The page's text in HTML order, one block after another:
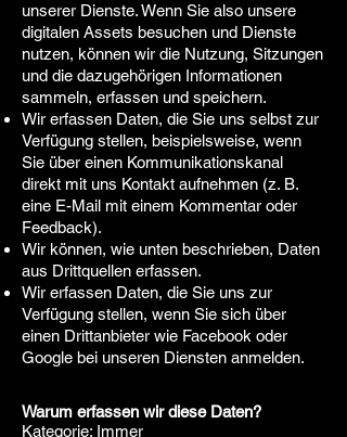
unserer Dienste. Wenn Sie also unsere
digitalen Assets besuchen und Dienste
nutzen, können wir die Nutzung, Sitzungen
und die dazugehörigen Informationen
sammeln, erfassen und speichern.
Wir erfassen Daten, die Sie uns selbst zur
Verfügung stellen, beispielsweise, wenn
Sie über einen Kommunikationskanal
direkt mit uns Kontakt aufnehmen (z. B.
eine E-Mail mit einem Kommentar oder
Feedback).
Wir können, wie unten beschrieben, Daten
aus Drittquellen erfassen.
Wir erfassen Daten, die Sie uns zur
Verfügung stellen, wenn Sie sich über
einen Drittanbieter wie Facebook oder
Google bei unseren Diensten anmelden.
Warum erfassen wir diese Daten?
Kategorie: Immer